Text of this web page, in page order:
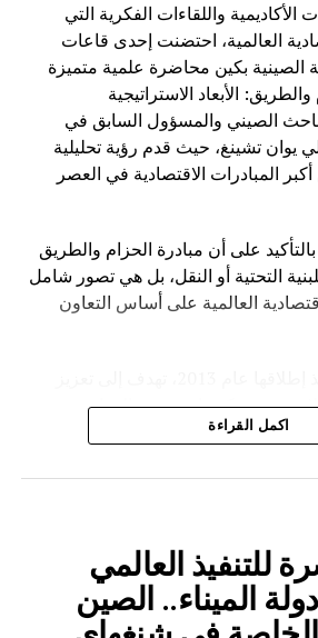
واللقاءات الفكرية التي
العالمية، احتضنت إحدى قاعات
الصينية بكين محاضرة علمية متميزة
الأبعاد الاستراتيجية
الصيني والمسؤول السابق في
يوان تشينغ، حيث قدم رؤية تحليلية
المبادرات الاقتصادية في العصر
على أن مبادرة الحزام والطريق
التحتية أو النقل، بل هي تصور شامل
العالمية على أساس التعاون
عبر شبكة واسعة من الموانئ
البرية والممرات البحرية، إضافة إلى
لي يوان تشينغ أن المبادرة ساهمت
جديدة بين الصين والدول المشاركة،
اكمل القراءة
للتنفيذ العالمي
الميناء.. الصين